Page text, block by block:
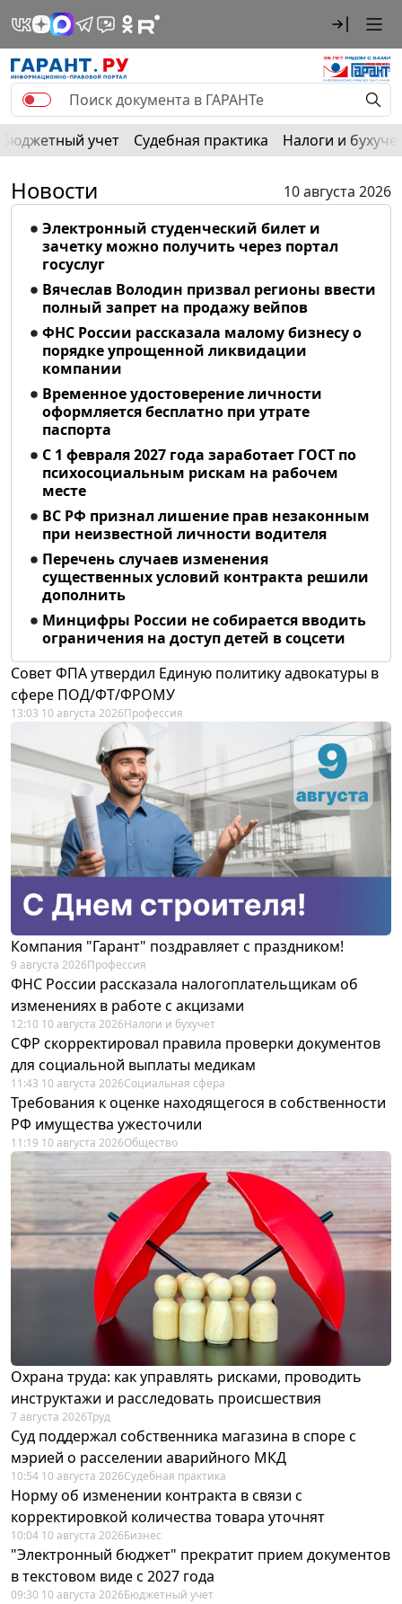
Бюджетный учет Судебная практика Налоги и
Новости
10 августа 2026
Электронный студенческий билет и
зачетку можно получить через портал
госуслуг
Вячеслав Володин призвал регионы ввести
полный запрет на продажу вейпов
ФНС России рассказала малому бизнесу о
порядке упрощенной ликвидации
компании
Временное удостоверение личности
оформляется бесплатно при утрате
паспорта
С 1 февраля 2027 года заработает ГОСТ по
психосоциальным рискам на рабочем
месте
ВС РФ признал лишение прав незаконным
при неизвестной личности водителя
Перечень случаев изменения
существенных условий контракта решили
дополнить
Минцифры России не собирается вводить
ограничения на доступ детей в соцсети
Совет ФПА утвердил Единую политику адвокатуры в
сфере ПОД/ФТ/ФРОМУ
13:03 10 августа 2026Профессия
Компания "Гарант" поздравляет с праздником!
9 августа 2026Профессия
ФНС России рассказала налогоплательщикам об
изменениях в работе с акцизами
12:10 10 августа 2026Налоги и бухучет
СФР скорректировал правила проверки документов
для социальной выплаты медикам
11:43 10 августа 2026Социальная сфера
Требования к оценке находящегося в собственности
РФ имущества ужесточили
11:19 10 августа 2026Общество
Охрана труда: как управлять рисками, проводить
инструктажи и расследовать происшествия
7 августа 2026Труд
Суд поддержал собственника магазина в споре с
мэрией о расселении аварийного МКД
10:54 10 августа 2026Судебная практика
Норму об изменении контракта в связи с
корректировкой количества товара уточнят
10:04 10 августа 2026Бизнес
"Электронный бюджет" прекратит прием документов
в текстовом виде с 2027 года
09:30 10 августа 2026Бюджетный учет